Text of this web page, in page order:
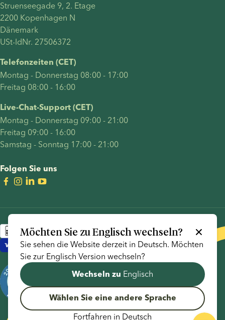
Möchten Sie zuEnglischwechseln?
Sie sehen die Website derzeit in Deutsch. Möchten
Sie zur Englisch Version wechseln?
Wechseln zu Englisch
Wählen Sie eine andere Sprache
Fortfahren in Deutsch
Struenseegade 9, 2. Etage
2200 Kopenhagen N
Dänemark
USt-IdNr. 27506372
Telefonzeiten (CET)
Montag - Donnerstag 08:00 - 17:00
Freitag 08:00 - 16:00
Live-Chat-Support (CET)
Montag - Donnerstag 09:00 - 21:00
Freitag 09:00 - 16:00
Samstag - Sonntag 17:00 - 21:00
Folgen Sie uns